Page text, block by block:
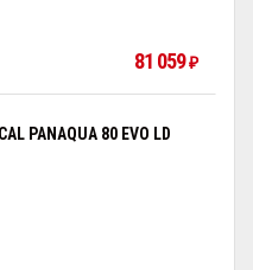
81 059₽
PANAQUA 80 EVO LD